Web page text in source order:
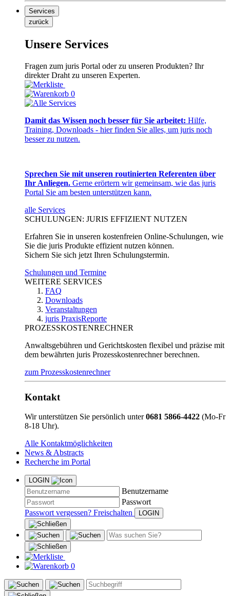
Services
zurück
Unsere Services
Fragen zum juris Portal oder zu unseren Produkten? Ihr
direkter Draht zu unseren Experten.
0
Damit das Wissen noch besser für Sie arbeitet: Hilfe,
Training, Downloads - hier finden Sie alles, um juris noch
besser zu nutzen.
Sprechen Sie mit unseren routinierten Referenten über
Ihr Anliegen. Gerne erörtern wir gemeinsam, wie das juris
Portal Sie am besten unterstützen kann.
alle Services
SCHULUNGEN: JURIS EFFIZIENT NUTZEN
Erfahren Sie in unseren kostenfreien Online-Schulungen, wie
Sie die juris Produkte effizient nutzen können.
Sichern Sie sich jetzt Ihren Schulungstermin.
Schulungen und Termine
WEITERE SERVICES
FAQ
Downloads
Veranstaltungen
juris PraxisReporte
PROZESSKOSTENRECHNER
Anwaltsgebühren und Gerichtskosten flexibel und präzise mit
dem bewährten juris Prozesskostenrechner berechnen.
zum Prozesskostenrechner
Kontakt
Wir unterstützen Sie persönlich unter0681 5866-4422 (Mo-Fr
8-18 Uhr).
Alle Kontaktmöglichkeiten
News & Abstracts
Recherche im Portal
LOGIN
Benutzername
Passwort
Passwort vergessen? Freischalten
0